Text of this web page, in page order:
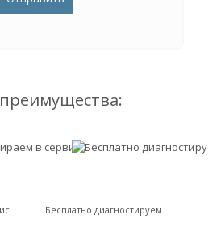
Бесплатно диагностируем